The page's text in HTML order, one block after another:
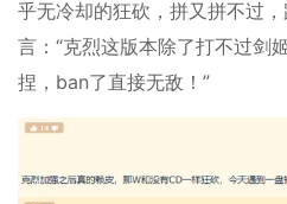
乎无冷却的狂砍，拼又拼不过
言：“克烈这版本除了打不过剑
捏，ban了直接无敌！”